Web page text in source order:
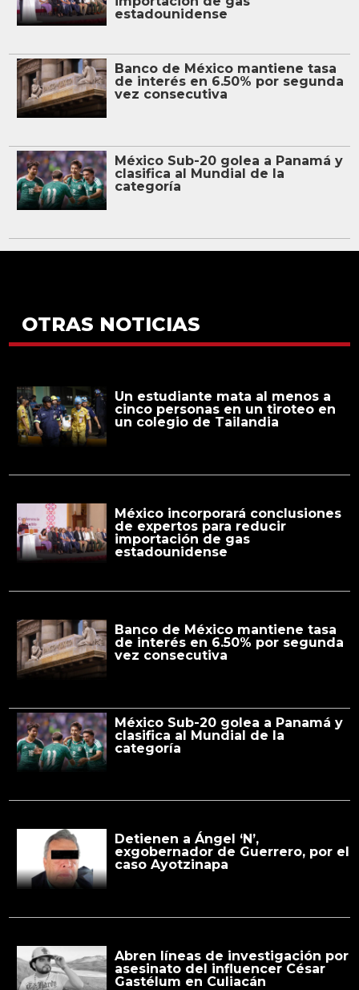
estadounidense
Banco de México mantiene tasa
de interés en 6.50% por segunda
vez consecutiva
México Sub-20 golea a Panamá y
clasifica al Mundial de la
categoría
OTRAS NOTICIAS
Un estudiante mata al menos a
cinco personas en un tiroteo en
un colegio de Tailandia
México incorporará conclusiones
de expertos para reducir
importación de gas
estadounidense
Banco de México mantiene tasa
de interés en 6.50% por segunda
vez consecutiva
México Sub-20 golea a Panamá y
clasifica al Mundial de la
categoría
Detienen a Ángel ‘N’,
exgobernador de Guerrero, por el
caso Ayotzinapa
Abren líneas de investigación por
asesinato del influencer César
Gastélum en Culiacán